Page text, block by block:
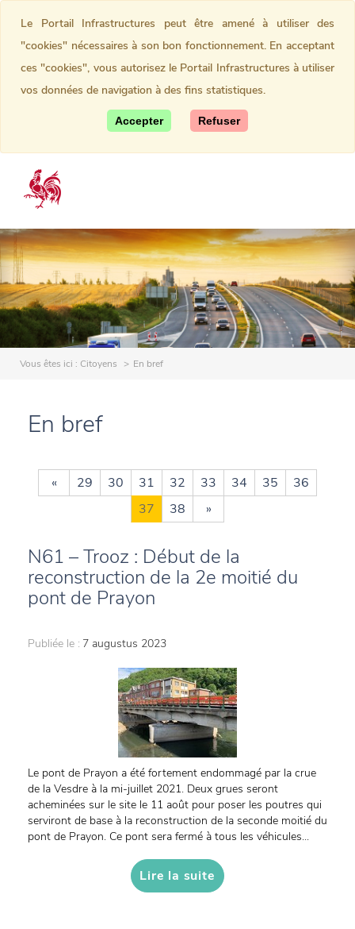
Vous êtes ici : Citoyens En bref
En bref
« 29 30 31 32 33 34 35
36
37
38 »
N61 – Trooz : Début de la
reconstruction de la 2e moitié du
pont de Prayon
Publiée le : 7 augustus 2023
Le pont de Prayon a été fortement endommagé par la crue
de la Vesdre à la mi-juillet 2021. Deux grues seront
acheminées sur le site le 11 août pour poser les poutres qui
serviront de base à la reconstruction de la seconde moitié du
pont de Prayon. Ce pont sera fermé à tous les véhicules...
Lire la suite
Le Portail Infrastructures peut être amené à utiliser des
"cookies" nécessaires à son bon fonctionnement. En acceptant
ces "cookies", vous autorisez le Portail Infrastructures à utiliser
vos données de navigation à des fins statistiques.
Accepter Refuser